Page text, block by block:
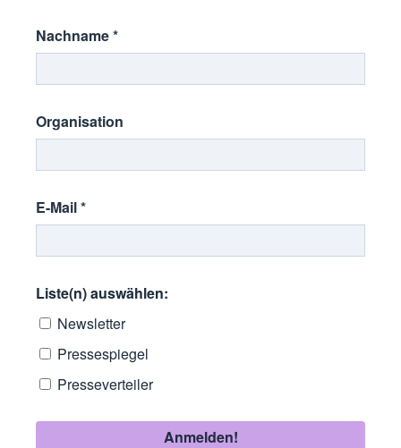
Nachname*
Organisation
E-Mail*
Liste(n) auswählen:
Newsletter
Pressespiegel
Presseverteiler